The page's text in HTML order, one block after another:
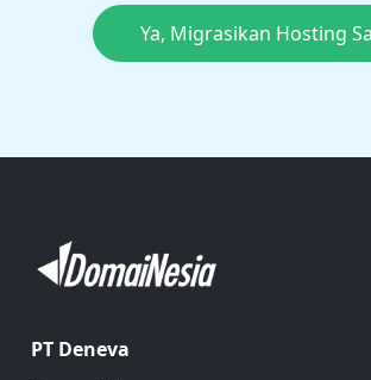
Ya, Migrasikan Hosting
PT Deneva